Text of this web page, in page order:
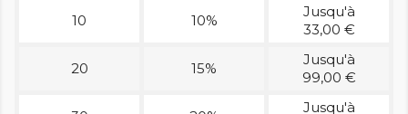
10 10%
Jusqu'à
33,00 €
20 15%
Jusqu'à
99,00 €
Jusqu'à